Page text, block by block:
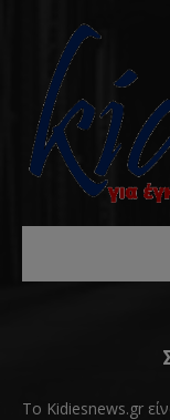
Το Kidiesnews.gr